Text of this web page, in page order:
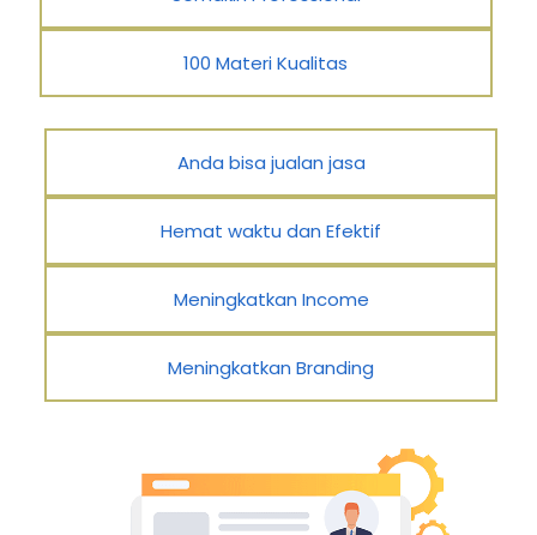
100 Materi Kualitas
Anda bisa jualan jasa
Hemat waktu dan Efektif
Meningkatkan Income
Meningkatkan Branding